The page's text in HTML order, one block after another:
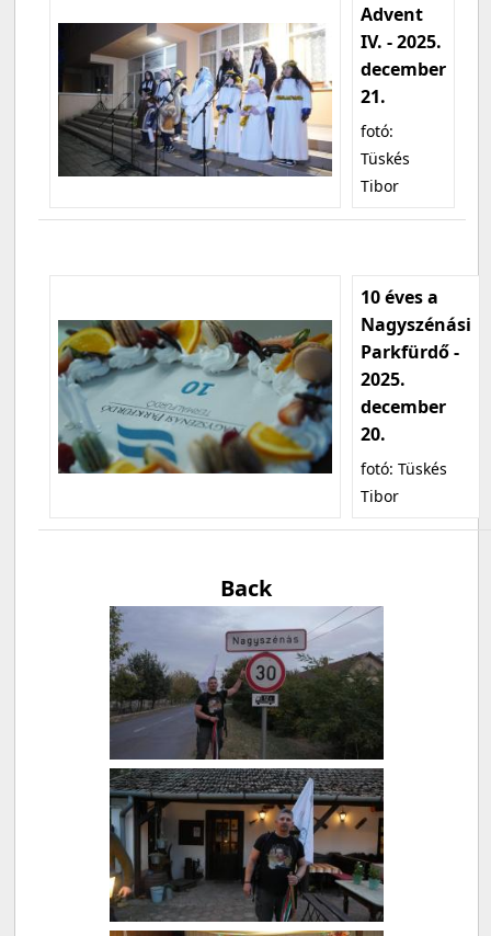
Advent
IV. - 2025.
december
21.
fotó:
Tüskés
Tibor
10 éves a
Nagyszénási
Parkfürdő -
2025.
december
20.
fotó: Tüskés
Tibor
Back